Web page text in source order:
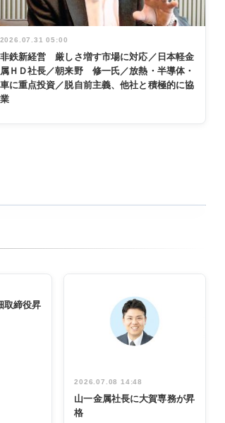
2026.07.31 05:00
非鉄新経営 厳しさ増す市場に対応／日本軽金
属ＨＤ社長／朝来野 修一氏／放熱・半導体・
車に重点投資／脱自前主義、他社と積極的に協
業
取締役昇
2026.07.08 14:48
山一金属社長に大賀専務が昇
格